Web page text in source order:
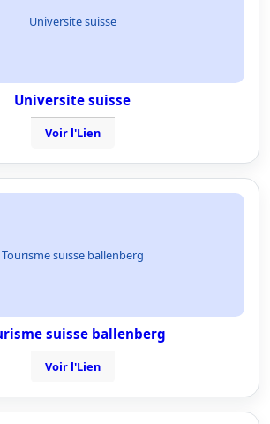
Universite suisse
Universite suisse
Voir l'Lien
Tourisme suisse ballenberg
suisse ballenberg
Voir l'Lien